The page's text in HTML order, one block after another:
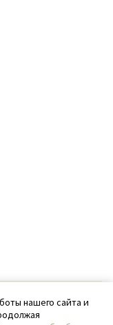
нашего сайта и